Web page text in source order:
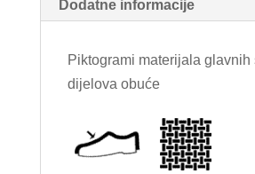
Dodatne informacije
Piktogrami materijala glavnih
dijelova obuće